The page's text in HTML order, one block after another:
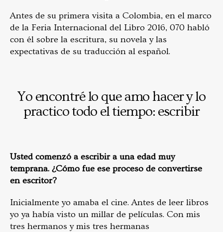
Antes de su primera visita a Colombia, en el marco
de la Feria Internacional del Libro 2016, 070 habló
con él sobre la escritura, su novela y las
expectativas de su traducción al español.
Yo encontré lo que amo hacer y lo
practico todo el tiempo: escribir
Usted comenzó a escribir a una edad muy
temprana. ¿Cómo fue ese proceso de convertirse
en escritor?
Inicialmente yo amaba el cine. Antes de leer libros
yo ya había visto un millar de películas. Con mis
tres hermanos y mis tres hermanas